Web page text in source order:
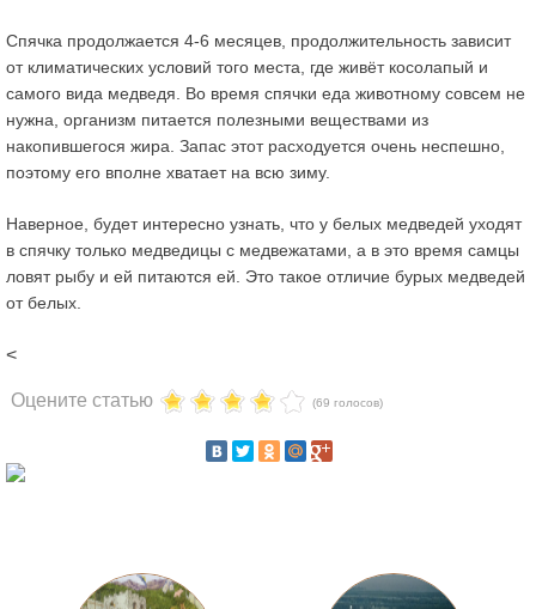
Cпячка продолжается 4-6 месяцев, продолжительность зависит
от климатических условий того места, где живёт косолапый и
самого вида медведя. Во время спячки еда животному совсем не
нужна, организм питается полезными веществами из
накопившегося жира. Запас этот расходуется очень неспешно,
поэтому его вполне хватает на всю зиму.
Наверное, будет интересно узнать, что у белых медведей уходят
в спячку только медведицы с медвежатами, а в это время самцы
ловят рыбу и ей питаются ей. Это такое отличие бурых медведей
от белых.
<
Оцените статью (69 голосов)